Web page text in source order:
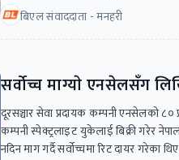
बिएल संवाददाता - मनहरी
सर्वोच्च माग्याे एनसेलसँग
दूरसञ्चार सेवा प्रदायक कम्पनी एनसेलको
कम्पनी स्पेक्ट्रलाइट युकेलाई बिक्री गरेर
नदिन माग गर्दै सर्वोच्चमा रिट दायर गरेका